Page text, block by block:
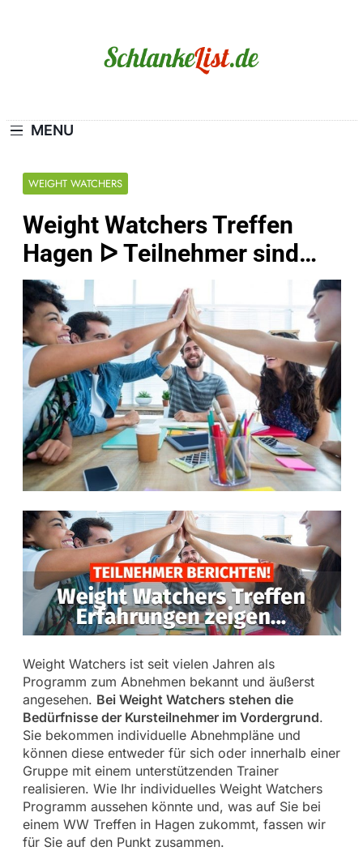
MENU
WEIGHT WATCHERS
Weight Watchers Treffen
Hagen ᐅ Teilnehmer sind…
Weight Watchers ist seit vielen Jahren als
Programm zum Abnehmen bekannt und äußerst
angesehen. Bei Weight Watchers stehen die
Bedürfnisse der Kursteilnehmer im Vordergrund.
Sie bekommen individuelle Abnehmpläne und
können diese entweder für sich oder innerhalb einer
Gruppe mit einem unterstützenden Trainer
realisieren. Wie Ihr individuelles Weight Watchers
Programm aussehen könnte und, was auf Sie bei
einem WW Treffen in Hagen zukommt, fassen wir
für Sie auf den Punkt zusammen.